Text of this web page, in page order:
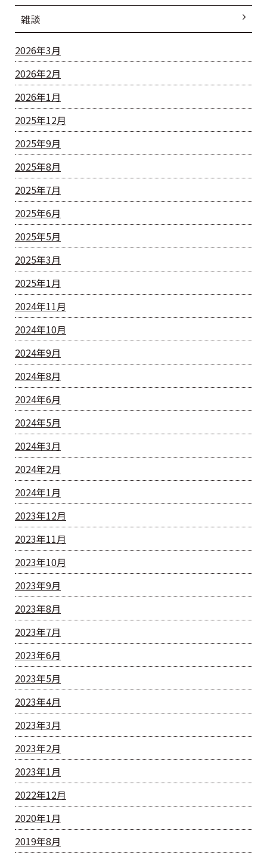
雑談
2026年3月
2026年2月
2026年1月
2025年12月
2025年9月
2025年8月
2025年7月
2025年6月
2025年5月
2025年3月
2025年1月
2024年11月
2024年10月
2024年9月
2024年8月
2024年6月
2024年5月
2024年3月
2024年2月
2024年1月
2023年12月
2023年11月
2023年10月
2023年9月
2023年8月
2023年7月
2023年6月
2023年5月
2023年4月
2023年3月
2023年2月
2023年1月
2022年12月
2020年1月
2019年8月